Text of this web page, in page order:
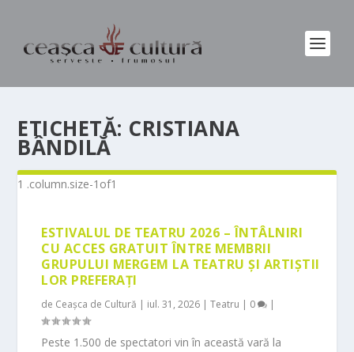
ETICHETĂ: CRISTIANA
BÂNDILĂ
ESTIVALUL DE TEATRU 2026 – ÎNTÂLNIRI
CU ACCES GRATUIT ÎNTRE MEMBRII
GRUPULUI MERGEM LA TEATRU ȘI ARTIȘTII
LOR PREFERAȚI
de Ceașca de Cultură | iul. 31, 2026 |Teatru | 0 |
Peste 1.500 de spectatori vin în această vară la